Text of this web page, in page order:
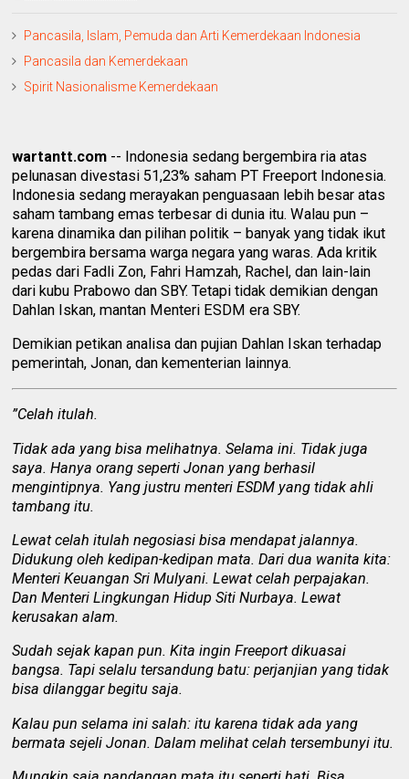
Pancasila, Islam, Pemuda dan Arti Kemerdekaan Indonesia
Pancasila dan Kemerdekaan
Spirit Nasionalisme Kemerdekaan
wartantt.com -- Indonesia sedang bergembira ria atas
pelunasan divestasi 51,23% saham PT Freeport Indonesia.
Indonesia sedang merayakan penguasaan lebih besar atas
saham tambang emas terbesar di dunia itu. Walau pun –
karena dinamika dan pilihan politik – banyak yang tidak ikut
bergembira bersama warga negara yang waras. Ada kritik
pedas dari Fadli Zon, Fahri Hamzah, Rachel, dan lain-lain
dari kubu Prabowo dan SBY. Tetapi tidak demikian dengan
Dahlan Iskan, mantan Menteri ESDM era SBY.
Demikian petikan analisa dan pujian Dahlan Iskan terhadap
pemerintah, Jonan, dan kementerian lainnya.
”Celah itulah.
Tidak ada yang bisa melihatnya. Selama ini. Tidak juga
saya. Hanya orang seperti Jonan yang berhasil
mengintipnya. Yang justru menteri ESDM yang tidak ahli
tambang itu.
Lewat celah itulah negosiasi bisa mendapat jalannya.
Didukung oleh kedipan-kedipan mata. Dari dua wanita kita:
Menteri Keuangan Sri Mulyani. Lewat celah perpajakan.
Dan Menteri Lingkungan Hidup Siti Nurbaya. Lewat
kerusakan alam.
Sudah sejak kapan pun. Kita ingin Freeport dikuasai
bangsa. Tapi selalu tersandung batu: perjanjian yang tidak
bisa dilanggar begitu saja.
Kalau pun selama ini salah: itu karena tidak ada yang
bermata sejeli Jonan. Dalam melihat celah tersembunyi itu.